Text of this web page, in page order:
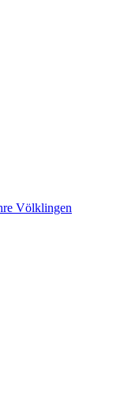
Völklingen